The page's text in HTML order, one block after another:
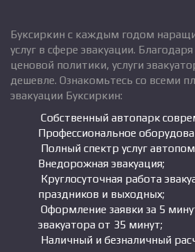
Буксиркин с каждым годом
услуг в сфере эвакуации.
ценовой политики, услуги
дешевле. Ознакомьтесь со всеми
эвакуации Буксиркин:
Собственный автопарк
Профессиональное
Полный спектр услуг
Внедорожная эвакуация;
Круглосуточная работа
праздников и выходных;
Оформление заявки за 5
эвакуатора от 35 минут;
Наличный и безналичный